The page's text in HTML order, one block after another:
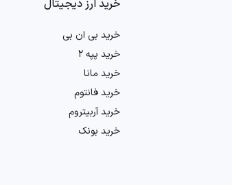
جریان اخبار و تأثیر روایت‌های رسانه‌ای بر عملکرد ارز
چهار روش تحلیلی، ما در صرافی بیت ۲۴ نهایت تلاش خود را می‌کنیم تا اطلاعات
استفاده می‌کنند تا شرایط بازار، روندها و نقاط
خرید ارز دیجیتال
خرید بی ان بی
خرید پپه 2
خرید مانا
خرید فانتوم
خرید آربیتروم
خرید بونک